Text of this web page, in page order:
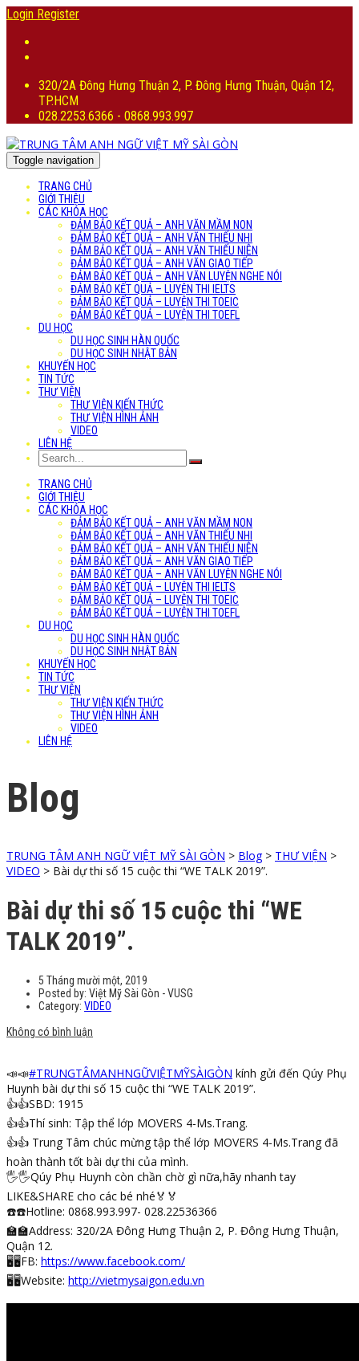
Login Register
320/2A Đông Hưng Thuận 2, P. Đông Hưng Thuận, Quận 12,
TP.HCM
028.2253.6366 - 0868.993.997
Toggle navigation
TRANG CHỦ
GIỚI THIỆU
CÁC KHÓA HỌC
ĐẢM BẢO KẾT QUẢ – ANH VĂN MẦM NON
ĐẢM BẢO KẾT QUẢ – ANH VĂN THIẾU NHI
ĐẢM BẢO KẾT QUẢ – ANH VĂN THIẾU NIÊN
ĐẢM BẢO KẾT QUẢ – ANH VĂN GIAO TIẾP
ĐẢM BẢO KẾT QUẢ – ANH VĂN LUYỆN NGHE NÓI
ĐẢM BẢO KẾT QUẢ – LUYỆN THI IELTS
ĐẢM BẢO KẾT QUẢ – LUYỆN THI TOEIC
ĐẢM BẢO KẾT QUẢ – LUYỆN THI TOEFL
DU HỌC
DU HỌC SINH HÀN QUỐC
DU HỌC SINH NHẬT BẢN
KHUYẾN HỌC
TIN TỨC
THƯ VIỆN
THƯ VIỆN KIẾN THỨC
THƯ VIỆN HÌNH ẢNH
VIDEO
LIÊN HỆ
TRANG CHỦ
GIỚI THIỆU
CÁC KHÓA HỌC
ĐẢM BẢO KẾT QUẢ – ANH VĂN MẦM NON
ĐẢM BẢO KẾT QUẢ – ANH VĂN THIẾU NHI
ĐẢM BẢO KẾT QUẢ – ANH VĂN THIẾU NIÊN
ĐẢM BẢO KẾT QUẢ – ANH VĂN GIAO TIẾP
ĐẢM BẢO KẾT QUẢ – ANH VĂN LUYỆN NGHE NÓI
ĐẢM BẢO KẾT QUẢ – LUYỆN THI IELTS
ĐẢM BẢO KẾT QUẢ – LUYỆN THI TOEIC
ĐẢM BẢO KẾT QUẢ – LUYỆN THI TOEFL
DU HỌC
DU HỌC SINH HÀN QUỐC
DU HỌC SINH NHẬT BẢN
KHUYẾN HỌC
TIN TỨC
THƯ VIỆN
THƯ VIỆN KIẾN THỨC
THƯ VIỆN HÌNH ẢNH
VIDEO
LIÊN HỆ
Blog
TRUNG TÂM ANH NGỮ VIỆT MỸ SÀI GÒN > Blog> THƯ VIỆN >
VIDEO > Bài dự thi số 15 cuộc thi “WE TALK 2019”.
Bài dự thi số 15 cuộc thi “WE
TALK 2019”.
5 Tháng mười một, 2019
Posted by: Việt Mỹ Sài Gòn - VUSG
Category: VIDEO
Không có bình luận
📣📣#TRUNGTÂMANHNGỮVIỆTMỸSÀIGÒN kính gửi đến Qúy Phụ
Huynh bài dự thi số 15 cuộc thi “WE TALK 2019”.
👍👍SBD: 1915
👍👍Thí sinh: Tập thể lớp MOVERS 4-Ms.Trang.
👍👍 Trung Tâm chúc mừng tập thể lớp MOVERS 4-Ms.Trang đã
hoàn thành tốt bài dự thi của mình.
🖐🖐Qúy Phụ Huynh còn chần chờ gì nữa,hãy nhanh tay
LIKE&SHARE cho các bé nhé🏅 🏅
☎️☎️Hotline: 0868.993.997- 028.22536366
🏫🏫Address: 320/2A Đông Hưng Thuận 2, P. Đông Hưng Thuận,
Quận 12.
🖥🖥FB: https://www.facebook.com/
🖥🖥Website: http://vietmysaigon.edu.vn